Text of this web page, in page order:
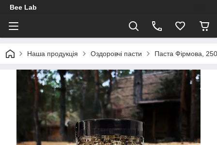
Bee Lab
Наша продукція Оздоровчі пасти Паста Фірмова,